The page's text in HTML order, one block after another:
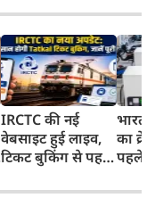
IRCTC की नई
वेबसाइट हुई लाइव,
टिकट बुकिंग से पहले
काम, जानें पूरा
भारत
का
पहले
और